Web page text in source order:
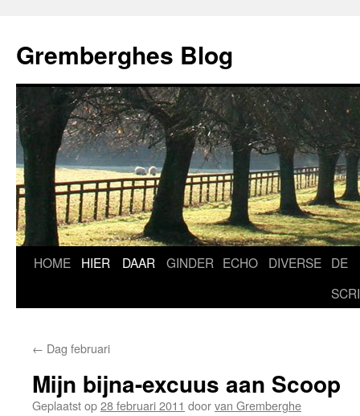
de
inhoud
Gremberghes Blog
HOME HIER DAAR GINDER ECHO DIVERSE DE
← Dag februari
Mijn bijna-excuus aan Scoop
Geplaatst op28 februari 2011 doorvan Gremberghe